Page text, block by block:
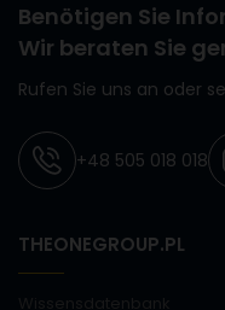
Benötigen Sie
Wir beraten Sie
Rufen Sie uns an oder
+48 505 018 018
THEONEGROUP.PL